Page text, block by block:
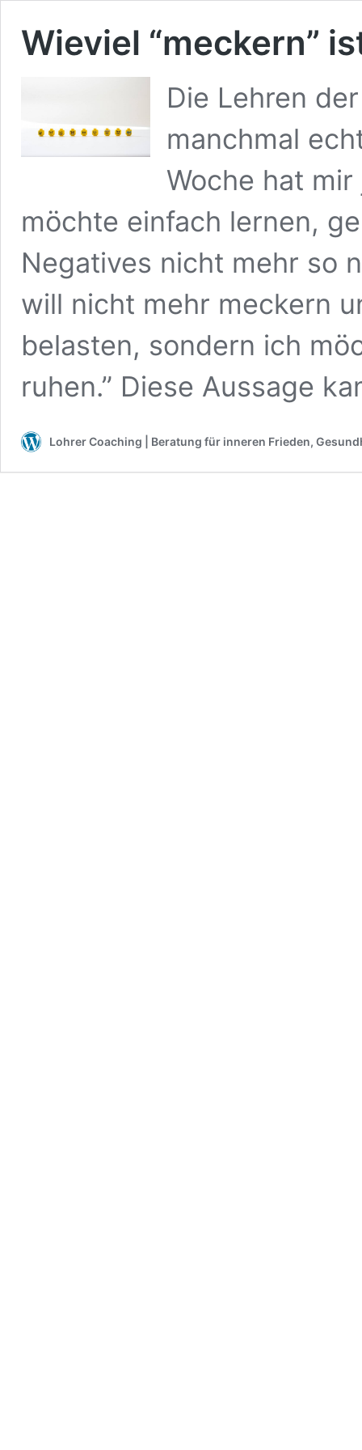
Wieviel “meckern”
Die Lehren
manchmal
Woche hat
möchte einfach lernen,
Negatives nicht mehr so
will nicht mehr meckern
belasten, sondern ich
ruhen.” Diese Aussage
Lohrer Coaching | Beratung für inneren Frieden,